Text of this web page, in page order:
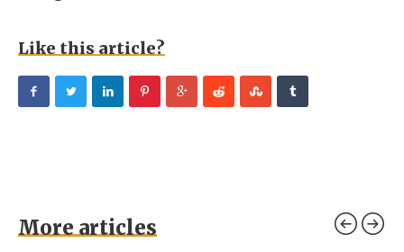
Like this article?
More articles